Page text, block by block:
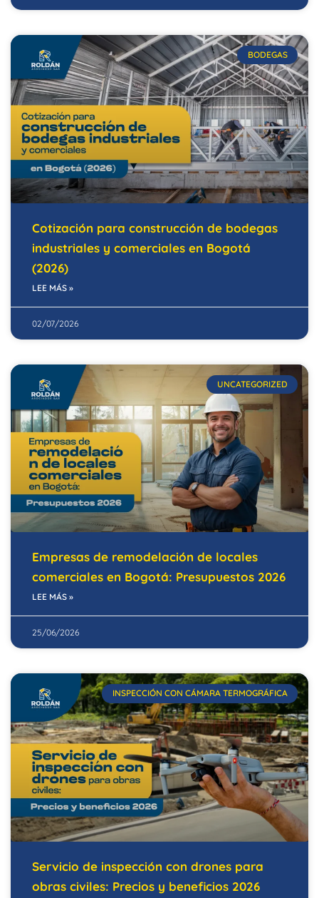
BODEGAS
Cotización para construcción de bodegas
industriales y comerciales en Bogotá
(2026)
LEE MÁS »
02/07/2026
UNCATEGORIZED
Empresas de remodelación de locales
comerciales en Bogotá: Presupuestos 2026
LEE MÁS »
25/06/2026
INSPECCIÓN CON CÁMARA TERMOGRÁFICA
Servicio de inspección con drones para
obras civiles: Precios y beneficios 2026